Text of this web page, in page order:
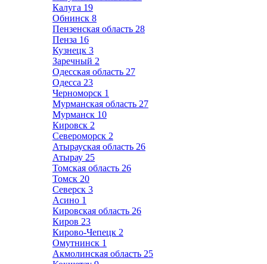
Калуга 19
Обнинск 8
Пензенская область 28
Пенза 16
Кузнецк 3
Заречный 2
Одесская область 27
Одесса 23
Черноморск 1
Мурманская область 27
Мурманск 10
Кировск 2
Североморск 2
Атырауская область 26
Атырау 25
Томская область 26
Томск 20
Северск 3
Асино 1
Кировская область 26
Киров 23
Кирово-Чепецк 2
Омутнинск 1
Акмолинская область 25